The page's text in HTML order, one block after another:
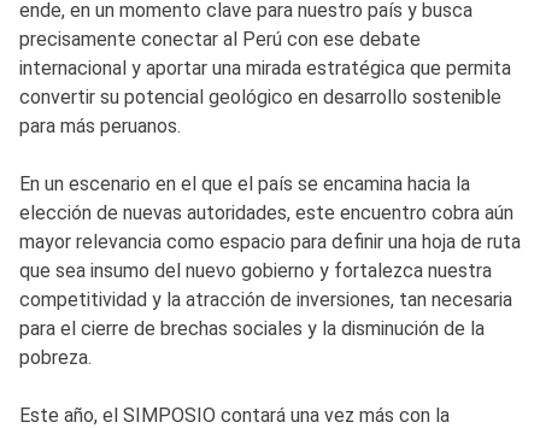
ende, en un momento clave para nuestro país y busca
precisamente conectar al Perú con ese debate
internacional y aportar una mirada estratégica que permita
convertir su potencial geológico en desarrollo sostenible
para más peruanos.
En un escenario en el que el país se encamina hacia la
elección de nuevas autoridades, este encuentro cobra aún
mayor relevancia como espacio para definir una hoja de ruta
que sea insumo del nuevo gobierno y fortalezca nuestra
competitividad y la atracción de inversiones, tan necesaria
para el cierre de brechas sociales y la disminución de la
pobreza.
Este año, el SIMPOSIO contará una vez más con la